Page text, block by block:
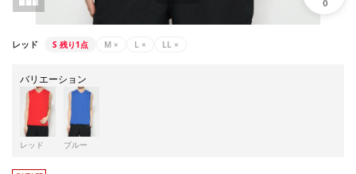
0
レッド S 残り1点 M × L × LL ×
バリエーション
レッド ブルー